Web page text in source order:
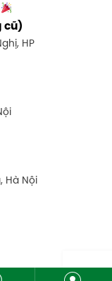
Dương
Hòa, Đồng Nai
Nghệ An
cũ)
HP
Hà Nội